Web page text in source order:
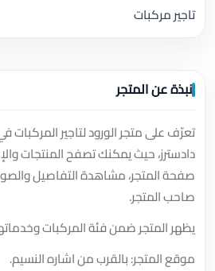
تاجير مركبات
نبذة عن المتجر
تعرّف على متجر الورود لتاجير
دادسترز، حيث يمكنك تصفح المنتجات
صفحة المتجر، مشاهدة التفاصيل
صاحب المتجر.
يظهر المتجر ضمن فئة المركبات
موقع المتجر: بالقرب من اشاره النسيم.